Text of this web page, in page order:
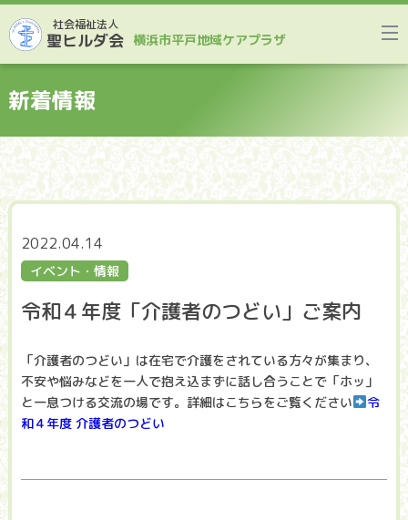
社会福祉法人
聖ヒルダ会 横浜市平戸地域ケアプラザ
新着情報
2022.04.14
イベント・情報
令和４年度「介護者のつどい」ご案内
「介護者のつどい」は在宅で介護をされている方々が集まり、
不安や悩みなどを一人で抱え込まずに話し合うことで「ホッ」
と一息つける交流の場です。詳細はこちらをご覧ください
令
和４年度 介護者のつどい